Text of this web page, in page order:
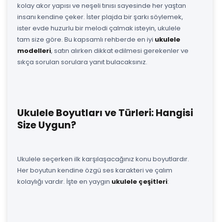
kolay akor yapısı ve neşeli tınısı sayesinde her yaştan
insanı kendine çeker. İster plajda bir şarkı söylemek,
ister evde huzurlu bir melodi çalmak isteyin, ukulele
tam size göre. Bu kapsamlı rehberde en iyi ukulele
modelleri, satın alırken dikkat edilmesi gerekenler ve
sıkça sorulan sorulara yanıt bulacaksınız.
Ukulele Boyutları ve Türleri: Hangisi
Size Uygun?
Ukulele seçerken ilk karşılaşacağınız konu boyutlardır.
Her boyutun kendine özgü ses karakteri ve çalım
kolaylığı vardır. İşte en yaygın ukulele çeşitleri: